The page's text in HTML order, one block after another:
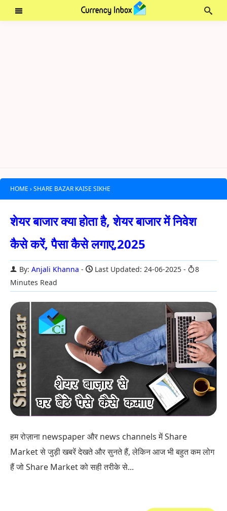
HOME › SHARE BAZAR KAISE SIKHE
शेयर बाजार क्या होता है, शेयर बाजार में निवेश
कैसे करें, पैसा कैसे लगाए,2025
By: Anjali Khanna Last Updated: 24-06-2025
8
Minutes Read
हम रोज़ाना newspaper और news channels में Share
Market से जुड़ी खबरें देखते और सुनते हैं, लेकिन आज भी बहुत कम लोग
हैं जो Share Market को सही तरीके से...